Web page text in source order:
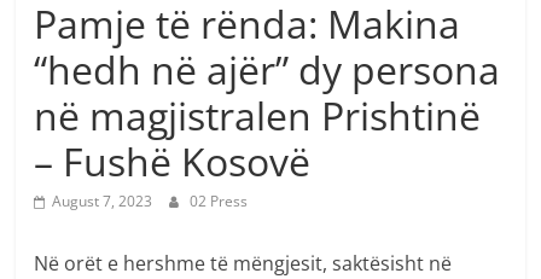
Pamje të rënda: Makina
“hedh në ajër” dy persona
në magjistralen Prishtinë
– Fushë Kosovë
August 7, 2023 02 Press
Në orët e hershme të mëngjesit, saktësisht në